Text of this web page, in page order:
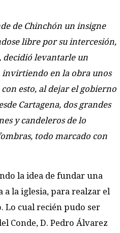
de Chinchón un insigne
libre por su intercesión,
decidió levantarle un
invirtiendo en la obra unos
esto, al dejar el gobierno
Cartagena, dos grandes
y candeleros de lo
todo marcado con
la idea de fundar una
la iglesia, para realzar el
Lo cual recién pudo ser
Conde, D. Pedro Álvarez